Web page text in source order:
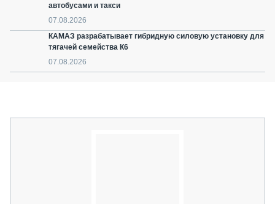
автобусами и такси
07.08.2026
КАМАЗ разрабатывает гибридную силовую установку для
тягачей семейства К6
07.08.2026